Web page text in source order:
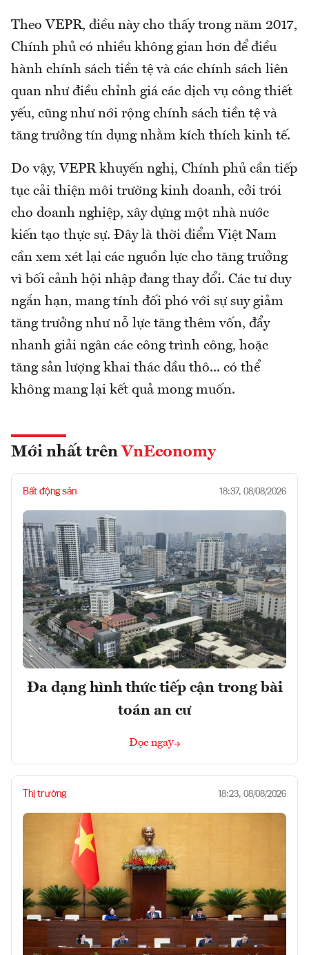
Theo VEPR, điều này cho thấy trong năm 2017,
Chính phủ có nhiều không gian hơn để điều
hành chính sách tiền tệ và các chính sách liên
quan như điều chỉnh giá các dịch vụ công thiết
yếu, cũng như nới rộng chính sách tiền tệ và
tăng trưởng tín dụng nhằm kích thích kinh tế.
Do vậy, VEPR khuyến nghị, Chính phủ cần tiếp
tục cải thiện môi trường kinh doanh, cởi trói
cho doanh nghiệp, xây dựng một nhà nước
kiến tạo thực sự. Đây là thời điểm Việt Nam
cần xem xét lại các nguồn lực cho tăng trưởng
vì bối cảnh hội nhập đang thay đổi. Các tư duy
ngắn hạn, mang tính đối phó với sự suy giảm
tăng trưởng như nỗ lực tăng thêm vốn, đẩy
nhanh giải ngân các công trình công, hoặc
tăng sản lượng khai thác dầu thô... có thể
không mang lại kết quả mong muốn.
Mới nhất trên VnEconomy
Bất động sản 18:37, 08/08/2026
Đa dạng hình thức tiếp cận trong bài
toán an cư
Đọc ngay
Thị trường 18:23, 08/08/2026